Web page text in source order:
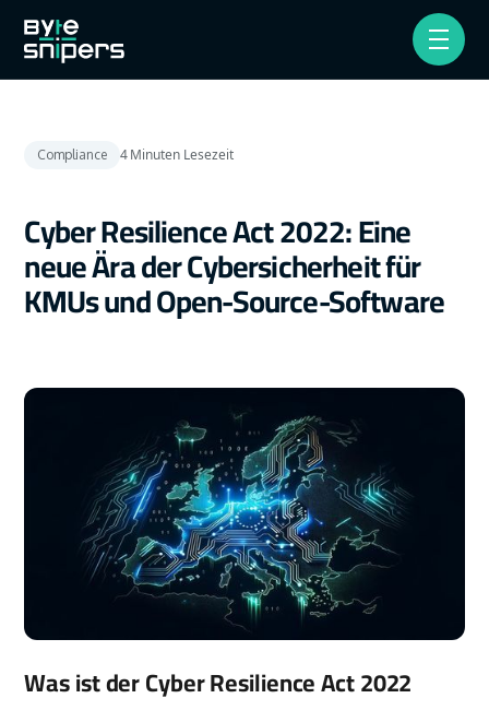
Compliance 4Minuten Lesezeit
Cyber Resilience Act 2022: Eine
neue Ära der Cybersicherheit für
KMUs und Open-Source-Software
Was ist der Cyber Resilience Act 2022